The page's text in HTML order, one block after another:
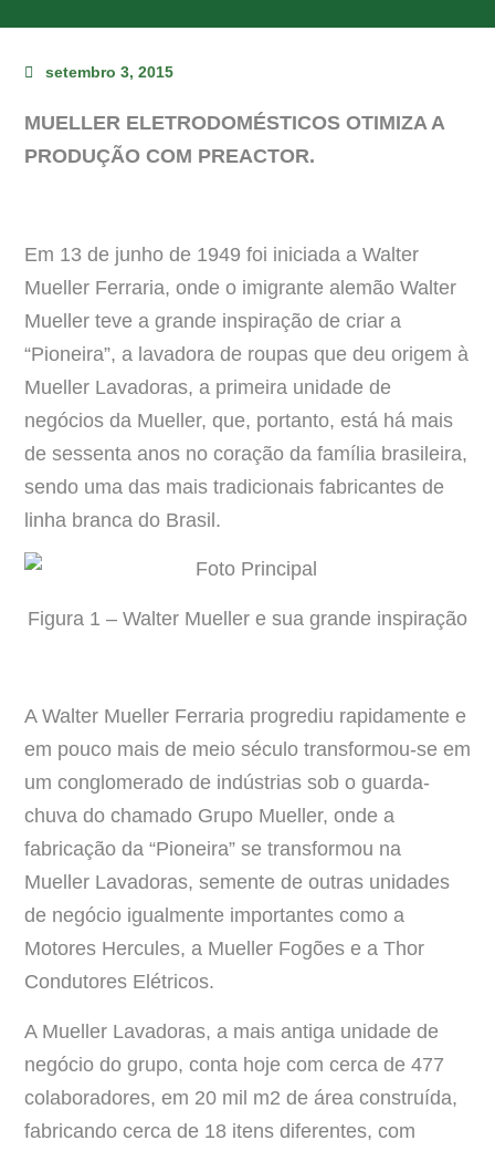
setembro 3, 2015
MUELLER ELETRODOMÉSTICOS OTIMIZA A
PRODUÇÃO COM PREACTOR.
Em 13 de junho de 1949 foi iniciada a Walter
Mueller Ferraria, onde o imigrante alemão Walter
Mueller teve a grande inspiração de criar a
“Pioneira”, a lavadora de roupas que deu origem à
Mueller Lavadoras, a primeira unidade de
negócios da Mueller, que, portanto, está há mais
de sessenta anos no coração da família brasileira,
sendo uma das mais tradicionais fabricantes de
linha branca do Brasil.
Figura 1 – Walter Mueller e sua grande inspiração
A Walter Mueller Ferraria progrediu rapidamente e
em pouco mais de meio século transformou-se em
um conglomerado de indústrias sob o guarda-
chuva do chamado Grupo Mueller, onde a
fabricação da “Pioneira” se transformou na
Mueller Lavadoras, semente de outras unidades
de negócio igualmente importantes como a
Motores Hercules, a Mueller Fogões e a Thor
Condutores Elétricos.
A Mueller Lavadoras, a mais antiga unidade de
negócio do grupo, conta hoje com cerca de 477
colaboradores, em 20 mil m2 de área construída,
fabricando cerca de 18 itens diferentes, com